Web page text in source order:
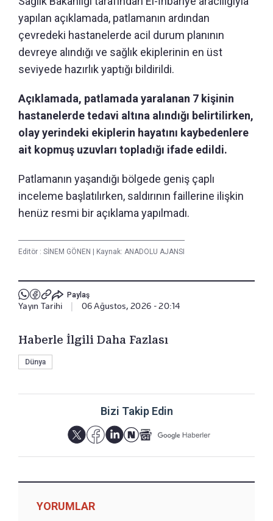
yapılan açıklamada, patlamanın ardından
çevredeki hastanelerde acil durum planının
devreye alındığı ve sağlık ekiplerinin en üst
seviyede hazırlık yaptığı bildirildi.
Açıklamada, patlamada yaralanan 7 kişinin
hastanelerde tedavi altına alındığı belirtilirken,
olay yerindeki ekiplerin hayatını kaybedenlere
ait kopmuş uzuvları topladığı ifade edildi.
Patlamanın yaşandığı bölgede geniş çaplı
inceleme başlatılırken, saldırının faillerine ilişkin
henüz resmi bir açıklama yapılmadı.
Editör : SİNEM GÖNEN | Kaynak: ANADOLU AJANSI
Paylaş
Yayın Tarihi 06 Ağustos, 2026 - 20:14
Haberle İlgili Daha Fazlası
Dünya
Bizi Takip Edin
YORUMLAR